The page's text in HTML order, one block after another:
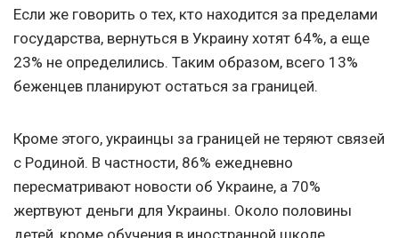
Если же говорить о тех, кто находится за пределами
государства, вернуться в Украину хотят 64%, а еще
23% не определились. Таким образом, всего 13%
беженцев планируют остаться за границей.
Кроме этого, украинцы за границей не теряют связей
с Родиной. В частности, 86% ежедневно
пересматривают новости об Украине, а 70%
жертвуют деньги для Украины. Около половины